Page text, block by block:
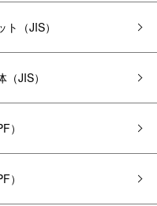
ト （JIS）
JIS）
）
）